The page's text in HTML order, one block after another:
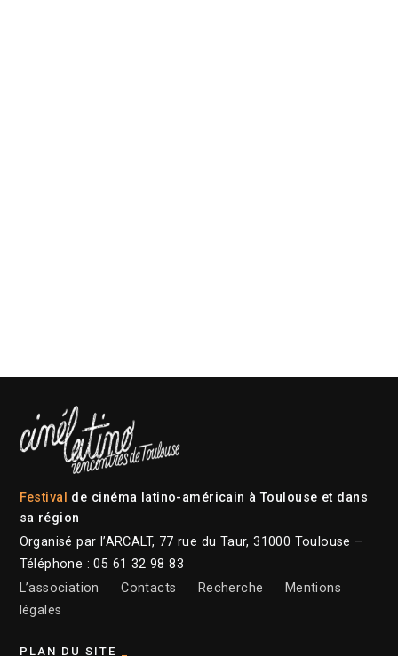
Festival de cinéma latino-américain à Toulouse et dans
sa région
Organisé par l’ARCALT, 77 rue du Taur, 31000 Toulouse –
Téléphone : 05 61 32 98 83
L’association
Contacts Recherche
Mentions
légales
PLAN DU SITE